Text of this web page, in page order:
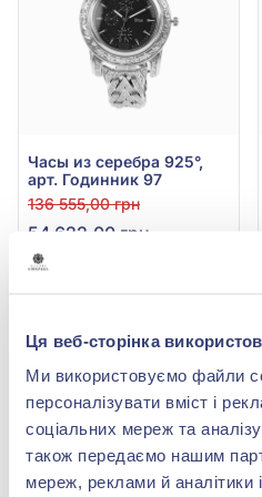
Ця веб-сторінка
Ми використовуємо файли
персоналізувати вміст і
соціальних мереж та
також передаємо нашим
мереж, реклами й аналітики
Часы из серебра 925°,
арт. Годинник 97
136 555,00 грн
54 622,00 грн
(арт. Годинник 97)
-60%